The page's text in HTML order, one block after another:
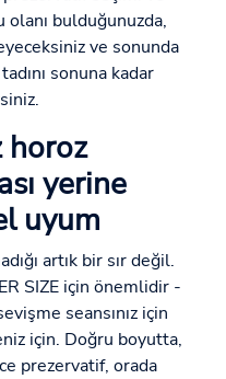
bulduğunuzda,
ve sonunda
sonuna kadar
horoz
yerine
uyum
artık bir sır değil.
SIZE için önemlidir -
seansınız için
için. Doğru boyutta,
prezervatif, orada